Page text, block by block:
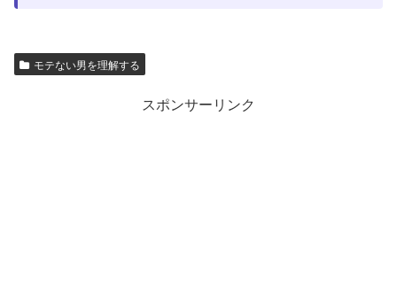
モテない男を理解する
スポンサーリンク